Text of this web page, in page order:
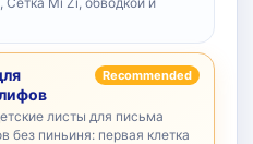
Recommended
листы для письма
без пиньиня: первая клетка